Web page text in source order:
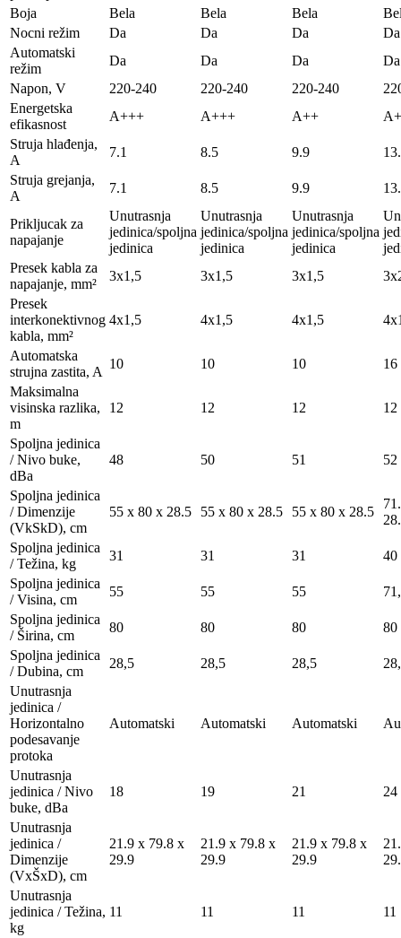
Boja
Bela Bela Bela
Nocni režim
Da Da Da
Da
Automatski
režim
Da Da Da
Da
Napon, V
220-240 220-240 220-240
Energetska
efikasnost
A+++ A+++ A++
Struja hlađenja,
A
7.1 8.5 9.9
Struja grejanja,
A
7.1 8.5 9.9
Prikljucak za
napajanje
Unutrasnja
jedinica/spoljna
jedinica
Unutrasnja
jedinica/spoljna
jedinica
Unutrasnja
jedinica/spoljna
jedinica
Presek kabla za
napajanje, mm²
3х1,5 3х1,5 3х1,5
Presek
interkonektivnog
kabla, mm²
4х1,5 4х1,5 4х1,5
Automatska
strujna zastita, A
10 10 10
16
Maksimalna
visinska razlika,
m
12 12 12 12
Spoljna jedinica
/ Nivo buke,
dBa
48 50 51 52
Spoljna jedinica
/ Dimenzije
(VkSkD), сm
55 x 80 x 28.5 55 x 80 x 28.5 55 x 80 x 28.5
Spoljna jedinica
/ Težina, kg
31 31 31
40
Spoljna jedinica
/ Visina, сm
55 55 55
Spoljna jedinica
/ Širina, сm
80 80 80
80
Spoljna jedinica
/ Dubina, сm
28,5 28,5 28,5
Unutrasnja
jedinica /
Horizontalno
podesavanje
protoka
Automatski Automatski Automatski
Unutrasnja
jedinica / Nivo
buke, dBa
18 19 21 24
Unutrasnja
jedinica /
Dimenzije
(VxŠxD), сm
21.9 x 79.8 x
29.9
21.9 x 79.8 x
29.9
21.9 x 79.8 x
29.9
Unutrasnja
jedinica / Težina,
kg
11 11 11 11